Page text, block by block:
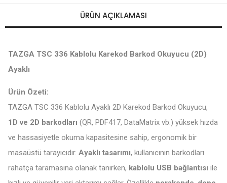
ÜRÜN AÇIKLAMASI
TAZGA TSC 336 Kablolu Karekod Barkod Okuyucu (2D)
Ayaklı
Ürün Özeti:
TAZGA TSC 336 Kablolu Ayaklı 2D Karekod Barkod Okuyucu,
1D ve 2D barkodları (QR, PDF417, DataMatrix vb.) yüksek hızda
ve hassasiyetle okuma kapasitesine sahip, ergonomik bir
masaüstü tarayıcıdır. Ayaklı tasarımı, kullanıcının barkodları
rahatça taramasına olanak tanırken, kablolu USB bağlantısı ile